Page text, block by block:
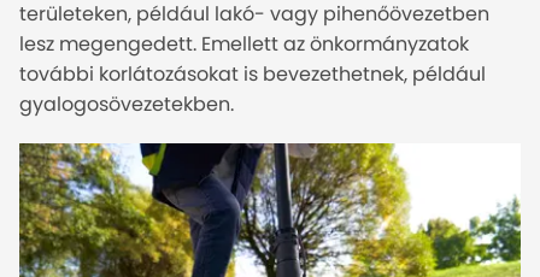
területeken, például lakó- vagy pihenőövezetben
lesz megengedett. Emellett az önkormányzatok
további korlátozásokat is bevezethetnek, például
gyalogosövezetekben.